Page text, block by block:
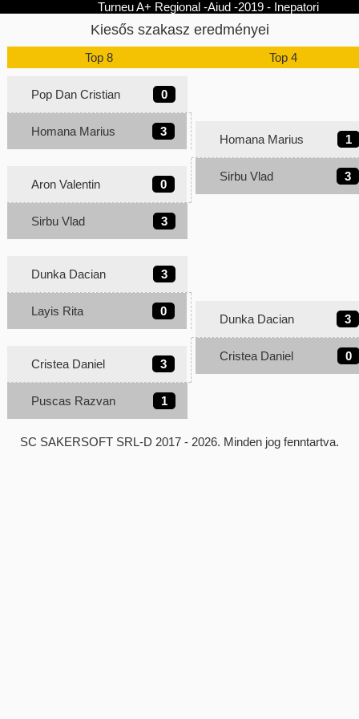
Turneu A+ Regional -Aiud -2019 - Inepatori
Kiesős szakasz eredményei
Top 8 Top 4
Pop Dan Cristian 0
Homana Marius 3
Homana Marius 1
Aron Valentin 0
Sirbu Vlad 3
Sirbu Vlad 3
Dunka Dacian 3
Layis Rita 0
Dunka Dacian 3
Cristea Daniel 3
Cristea Daniel 0
Puscas Razvan 1
SC SAKERSOFT SRL-D 2017 - 2026. Minden jog fenntartva.